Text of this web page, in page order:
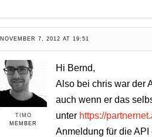
NOVEMBER 7, 2012 AT 19:51
TIMO
MEMBER
Hi Bernd,
Also bei chris war der
auch wenn er das
unter https://
Anmeldung für die